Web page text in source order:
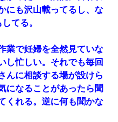
俺、告げられた結婚条件にブチ切
い分を貸してほしい」私「貸す
由を話したら泣き出して・・私
い。当たり前のように実家や姪
で嬉しい
にも沢山載ってるし、な
てる。
業で妊婦を全然見ていな
し忙しい。それでも毎回
んに相談する場が設けら
になることがあったら聞
くれる。逆に何も聞かな